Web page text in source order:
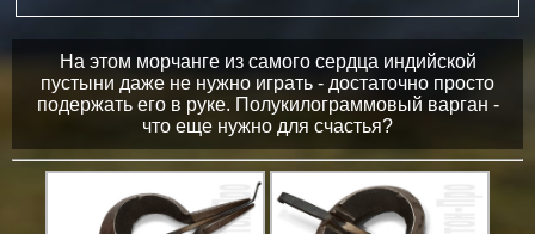
На этом морчанге из самого сердца индийской
пустыни даже не нужно играть - достаточно просто
подержать его в руке. Полукилограммовый варган -
что еще нужно для счастья?